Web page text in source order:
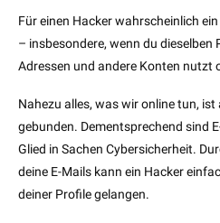
Für einen Hacker wahrscheinlich
– insbesondere, wenn du dieselben
Adressen und andere Konten nutzt
Nahezu alles, was wir online tun,
gebunden. Dementsprechend sind
Glied in Sachen Cybersicherheit.
deine E-Mails kann ein Hacker
deiner Profile gelangen.